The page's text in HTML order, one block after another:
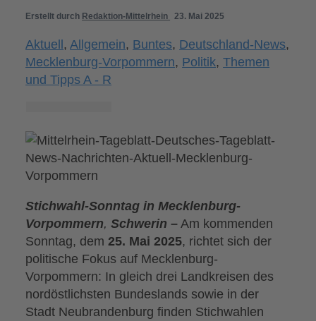
Erstellt durch Redaktion-Mittelrhein 23. Mai 2025
Aktuell,Allgemein, Buntes, Deutschland-News,
Mecklenburg-Vorpommern, Politik,Themen
und Tipps A - R
Stichwahl-Sonntag in Mecklenburg-
Vorpommern,Schwerin –Am kommenden
Sonntag, dem25. Mai 2025, richtet sich der
politische Fokus auf Mecklenburg-
Vorpommern: In gleich drei Landkreisen des
nordöstlichsten Bundeslands sowie in der
Stadt Neubrandenburg finden Stichwahlen